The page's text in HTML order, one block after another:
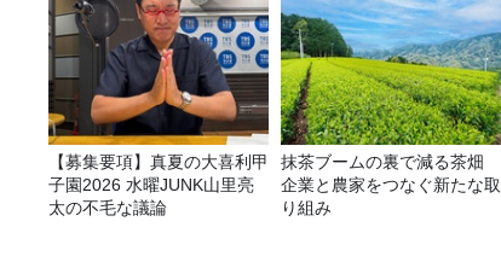
【募集要項】真夏の大喜利甲
子園2026 水曜JUNK山里亮
太の不毛な議論
抹茶ブームの裏で減る茶畑
企業と農家をつなぐ新たな取
り組み